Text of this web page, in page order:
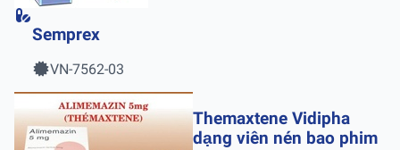
Semprex
VN-7562-03
Themaxtene Vidipha
dạng viên nén bao phim